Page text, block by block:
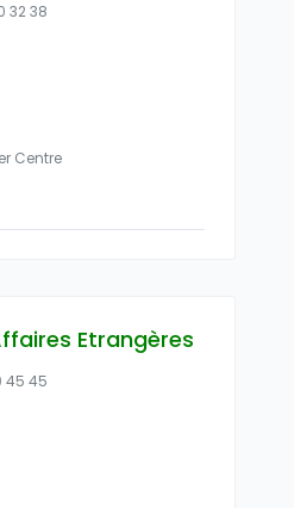
32 38
Centre
Etrangères
45 45